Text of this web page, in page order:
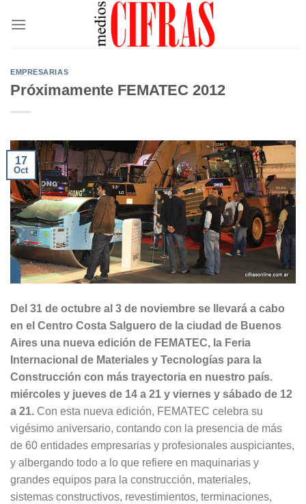
EMPRESARIAS
Próximamente FEMATEC 2012
17
Oct
Del 31 de octubre al 3 de noviembre se llevará a cabo
en el Centro Costa Salguero de la ciudad de Buenos
Aires una nueva edición de FEMATEC, la Feria
Internacional de Materiales y Tecnologías para la
Construcción con más trayectoria en nuestro país.
miércoles y jueves de 14 a 21 y viernes y sábado de 12
a 21. Con esta nueva edición, FEMATEC celebra su
vigésimo aniversario, contando con la presencia de más
de 60 entidades empresarias y profesionales auspiciantes,
y albergando todo a lo que refiere en maquinarias y
grandes equipos para la construcción, materiales,
sistemas constructivos, revestimientos, terminaciones,